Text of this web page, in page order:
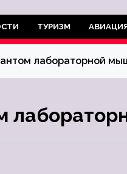
ТУРИЗМ
лабораторной